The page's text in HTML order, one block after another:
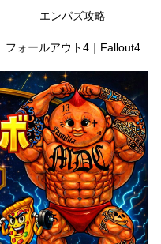
エンパズ攻略
フォールアウト4｜Fallout4